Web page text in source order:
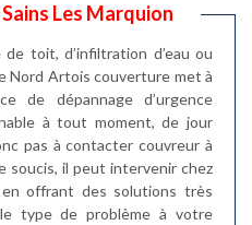
Les Marquion
toit, d’infiltration d’eau ou
Nord Artois couverture met à
de dépannage d’urgence
à tout moment, de jour
pas à contacter couvreur à
soucis, il peut intervenir chez
offrant des solutions très
type de problème à votre